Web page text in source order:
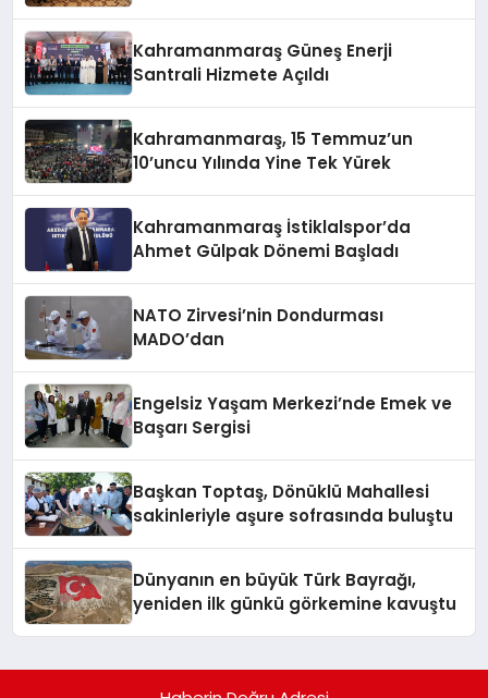
Kahramanmaraş Güneş Enerji
Santrali Hizmete Açıldı
Kahramanmaraş, 15 Temmuz’un
10’uncu Yılında Yine Tek Yürek
Kahramanmaraş İstiklalspor’da
Ahmet Gülpak Dönemi Başladı
NATO Zirvesi’nin Dondurması
MADO’dan
Engelsiz Yaşam Merkezi’nde Emek ve
Başarı Sergisi
Başkan Toptaş, Dönüklü Mahallesi
sakinleriyle aşure sofrasında buluştu
Dünyanın en büyük Türk Bayrağı,
yeniden ilk günkü görkemine kavuştu